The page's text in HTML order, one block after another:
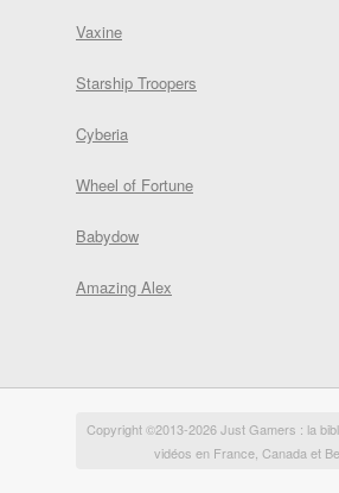
Vaxine
Starship Troopers
Cyberia
Wheel of Fortune
Babydow
Amazing Alex
Copyright ©2013-2026 Just Gamers : la
vidéos en France, Canada et